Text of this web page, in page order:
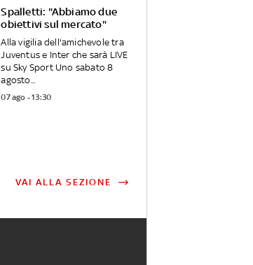
Spalletti: "Abbiamo due
obiettivi sul mercato"
Alla vigilia dell'amichevole tra
Juventus e Inter che sarà LIVE
su Sky Sport Uno sabato 8
agosto...
07 ago - 13:30
VAI ALLA SEZIONE